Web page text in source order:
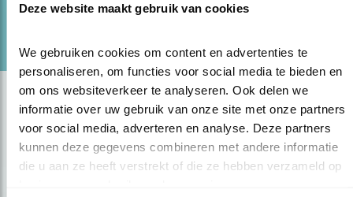
Deze website maakt gebruik van cookies
We gebruiken cookies om content en advertenties te
personaliseren, om functies voor social media te bieden en
om ons websiteverkeer te analyseren. Ook delen we
informatie over uw gebruik van onze site met onze partners
voor social media, adverteren en analyse. Deze partners
kunnen deze gegevens combineren met andere informatie
die u aan ze heeft verstrekt of die ze hebben verzameld op
lees meer